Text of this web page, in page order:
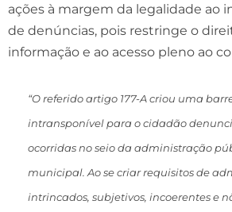
ações à margem da legalidade ao
de denúncias, pois restringe o
informação e ao acesso pleno ao
“O referido artigo 177-A criou uma
intransponível para o cidadão
ocorridas no seio da administração
municipal. Ao se criar requisitos de
intrincados, subjetivos, incoerentes e